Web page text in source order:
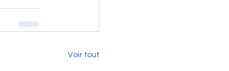
Voir tout